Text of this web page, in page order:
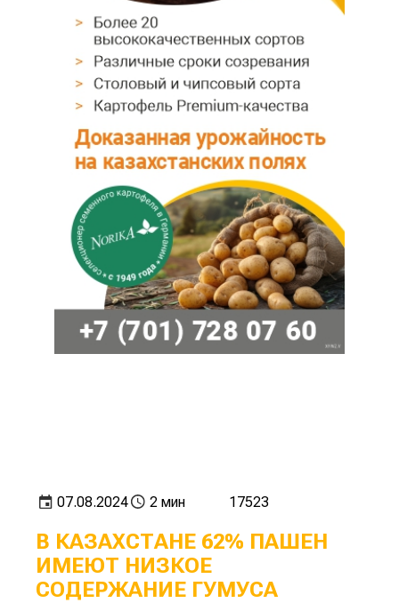
07.08.2024 2 мин 17523
В КАЗАХСТАНЕ 62% ПАШЕН
ИМЕЮТ НИЗКОЕ
СОДЕРЖАНИЕ ГУМУСА